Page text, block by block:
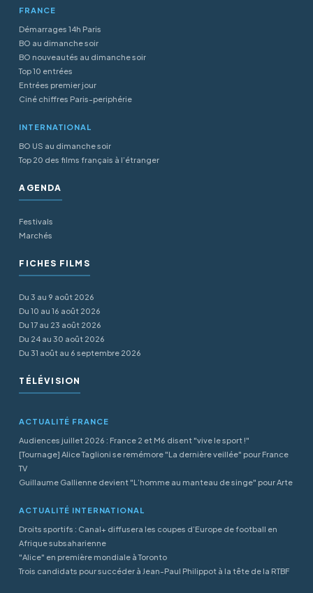
FRANCE
Démarrages 14h Paris
BO au dimanche soir
BO nouveautés au dimanche soir
Top 10 entrées
Entrées premier jour
Ciné chiffres Paris-periphérie
INTERNATIONAL
BO US au dimanche soir
Top 20 des films français à l’étranger
AGENDA
Festivals
Marchés
FICHES FILMS
Du 3 au 9 août 2026
Du 10 au 16 août 2026
Du 17 au 23 août 2026
Du 24 au 30 août 2026
Du 31 août au 6 septembre 2026
TÉLÉVISION
ACTUALITÉ FRANCE
Audiences juillet 2026 : France 2 et M6 disent "vive le sport !"
[Tournage] Alice Taglioni se remémore "La dernière veillée" pour France
TV
Guillaume Gallienne devient "L’homme au manteau de singe" pour Arte
ACTUALITÉ INTERNATIONAL
Droits sportifs : Canal+ diffusera les coupes d’Europe de football en
Afrique subsaharienne
"Alice" en première mondiale à Toronto
Trois candidats pour succéder à Jean-Paul Philippot à la tête de la RTBF